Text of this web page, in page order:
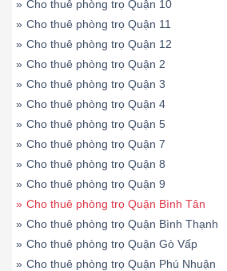
» Cho thuê phòng trọ Quận 10
» Cho thuê phòng trọ Quận 11
» Cho thuê phòng trọ Quận 12
» Cho thuê phòng trọ Quận 2
» Cho thuê phòng trọ Quận 3
» Cho thuê phòng trọ Quận 4
» Cho thuê phòng trọ Quận 5
» Cho thuê phòng trọ Quận 7
» Cho thuê phòng trọ Quận 8
» Cho thuê phòng trọ Quận 9
» Cho thuê phòng trọ Quận Bình Tân
» Cho thuê phòng trọ Quận Bình Thạnh
» Cho thuê phòng trọ Quận Gò Vấp
» Cho thuê phòng trọ Quận Phú Nhuận